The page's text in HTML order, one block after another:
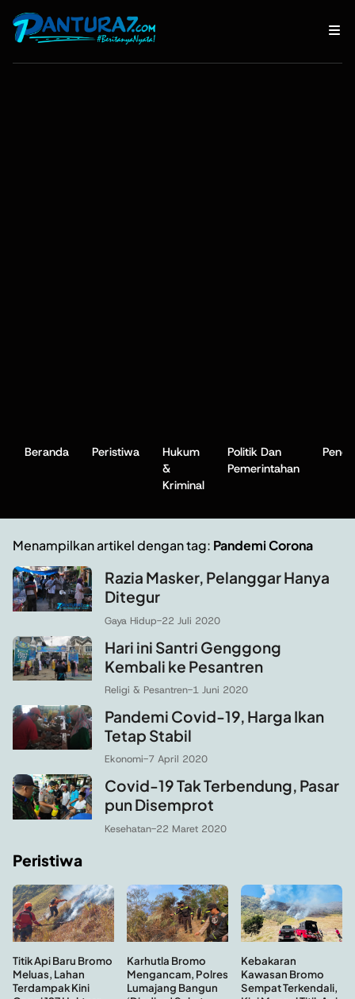
Beranda Peristiwa
Hukum
&
Kriminal
Politik Dan
Pemerintahan
Menampilkan artikel dengan tag: Pandemi Corona
Razia Masker, Pelanggar Hanya
Ditegur
Gaya Hidup-22 Juli 2020
Hari ini Santri Genggong
Kembali ke Pesantren
Religi & Pesantren-1 Juni 2020
Pandemi Covid-19, Harga Ikan
Tetap Stabil
Ekonomi-7 April 2020
Covid-19 Tak Terbendung, Pasar
pun Disemprot
Kesehatan-22 Maret 2020
Peristiwa
Titik Api Baru Bromo
Meluas, Lahan
Terdampak Kini
Karhutla Bromo
Mengancam, Polres
Lumajang Bangun
Kebakaran
Kawasan Bromo
Sempat Terkendali,